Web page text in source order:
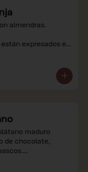
almendras.
expresados en
maduro
de chocolate,